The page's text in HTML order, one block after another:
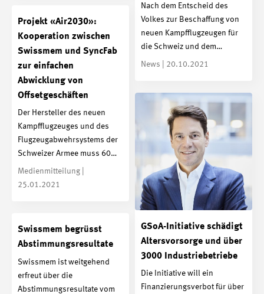
Nach dem Entscheid des
Volkes zur Beschaffung von
neuen Kampfflugzeugen für
die Schweiz und dem…
News | 20.10.2021
Projekt «Air2030»:
Kooperation zwischen
Swissmem und SyncFab
zur einfachen
Abwicklung von
Offsetgeschäften
Der Hersteller des neuen
Kampfflugzeuges und des
Flugzeugabwehrsystems der
Schweizer Armee muss 60…
Medienmitteilung |
25.01.2021
GSoA-Initiative schädigt
Altersvorsorge und über
3000 Industriebetriebe
Die Initiative will ein
Finanzierungsverbot für über
Swissmem begrüsst
Abstimmungsresultate
Swissmem ist weitgehend
erfreut über die
Abstimmungsresultate vom